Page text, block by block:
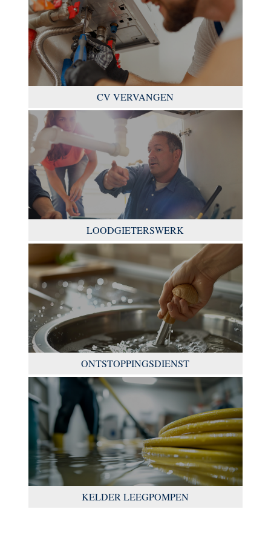
CV VERVANGEN
LOODGIETERSWERK
ONTSTOPPINGSDIENST
KELDER LEEGPOMPEN